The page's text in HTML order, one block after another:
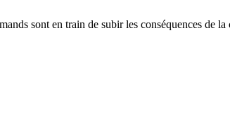
sont en train de subir les conséquences de la